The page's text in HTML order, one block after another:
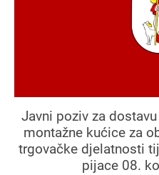
Javni poziv za
montažne kućice za
trgovačke djelatnosti
pijace 08.